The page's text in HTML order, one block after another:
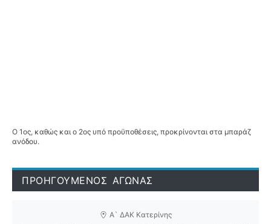
Ο 1ος, καθώς και ο 2ος υπό προϋποθέσεις, προκρίνονται στα μπαράζ
ανόδου.
ΠΡΟΗΓΟΥΜΕΝΟΣ ΑΓΩΝΑΣ
Α` ΔΑΚ Κατερίνης